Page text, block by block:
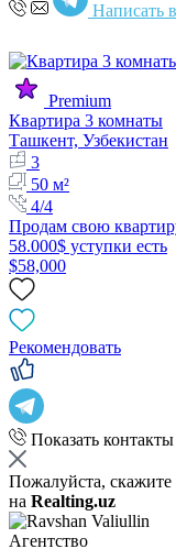
Написать
Premium
Квартира 3 комнаты
Ташкент, Узбекистан
3
50 м²
4/4
Продам свою
58.000$ уступки есть
$58,000
Рекомендовать
Показать контакты
Пожалуйста,
на Realting.uz
Агентство